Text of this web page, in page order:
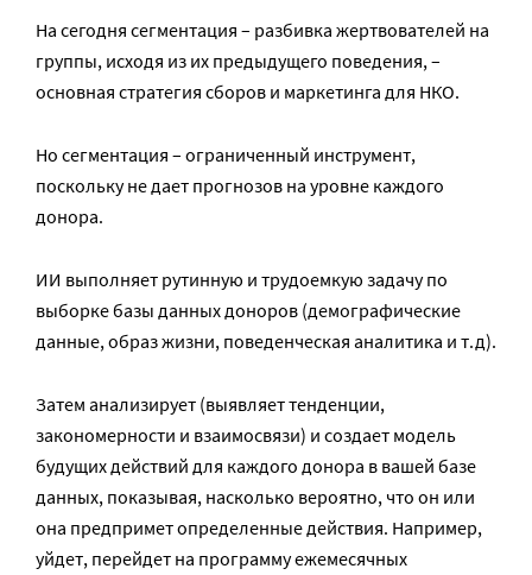
На сегодня сегментация – разбивка жертвователей на
группы, исходя из их предыдущего поведения, –
основная стратегия сборов и маркетинга для НКО.
Но сегментация – ограниченный инструмент,
поскольку не дает прогнозов на уровне каждого
донора.
ИИ выполняет рутинную и трудоемкую задачу по
выборке базы данных доноров (демографические
данные, образ жизни, поведенческая аналитика и т.д).
Затем анализирует (выявляет тенденции,
закономерности и взаимосвязи) и создает модель
будущих действий для каждого донора в вашей базе
данных, показывая, насколько вероятно, что он или
она предпримет определенные действия. Например,
уйдет, перейдет на программу ежемесячных